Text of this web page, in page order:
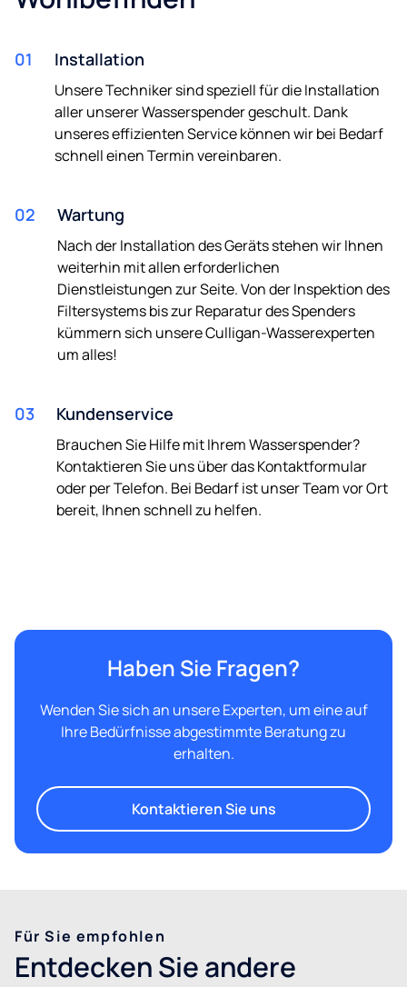
Ich bin damit einverstanden, per E-Mail und Telefon über
zukünftige Neuigkeiten und Angebote informiert zu
werden.
unsererDatenschutzpolitik einverstanden.
01 Installation
Unsere Techniker sind speziell für die Installation
aller unserer Wasserspender geschult. Dank
unseres effizienten Service können wir bei Bedarf
schnell einen Termin vereinbaren.
02 Wartung
Nach der Installation des Geräts stehen wir Ihnen
weiterhin mit allen erforderlichen
Dienstleistungen zur Seite. Von der Inspektion des
Filtersystems bis zur Reparatur des Spenders
kümmern sich unsere Culligan-Wasserexperten
um alles!
03 Kundenservice
Brauchen Sie Hilfe mit Ihrem Wasserspender?
Kontaktieren Sie uns über das Kontaktformular
oder per Telefon. Bei Bedarf ist unser Team vor Ort
bereit, Ihnen schnell zu helfen.
Haben Sie Fragen?
Wenden Sie sich an unsere Experten, um eine auf
Ihre Bedürfnisse abgestimmte Beratung zu
erhalten.
Kontaktieren Sie uns
Für Sie empfohlen
Entdecken Sie andere